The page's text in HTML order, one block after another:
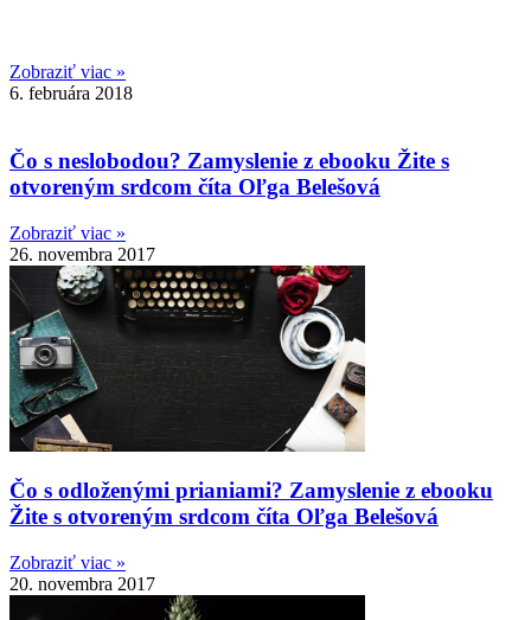
Zobraziť viac »
6. februára 2018
Čo s neslobodou? Zamyslenie z ebooku Žite s
otvoreným srdcom číta Oľga Belešová
Zobraziť viac »
26. novembra 2017
Čo s odloženými prianiami? Zamyslenie z ebooku
Žite s otvoreným srdcom číta Oľga Belešová
Zobraziť viac »
20. novembra 2017